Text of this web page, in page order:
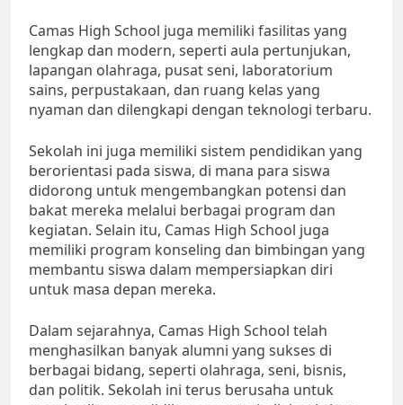
Camas High School juga memiliki fasilitas yang
lengkap dan modern, seperti aula pertunjukan,
lapangan olahraga, pusat seni, laboratorium
sains, perpustakaan, dan ruang kelas yang
nyaman dan dilengkapi dengan teknologi terbaru.
Sekolah ini juga memiliki sistem pendidikan yang
berorientasi pada siswa, di mana para siswa
didorong untuk mengembangkan potensi dan
bakat mereka melalui berbagai program dan
kegiatan. Selain itu, Camas High School juga
memiliki program konseling dan bimbingan yang
membantu siswa dalam mempersiapkan diri
untuk masa depan mereka.
Dalam sejarahnya, Camas High School telah
menghasilkan banyak alumni yang sukses di
berbagai bidang, seperti olahraga, seni, bisnis,
dan politik. Sekolah ini terus berusaha untuk